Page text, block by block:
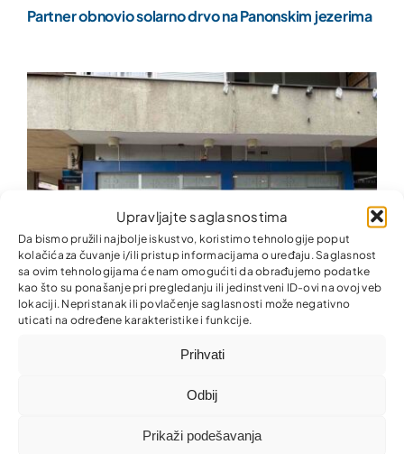
Upravljajte saglasnostima
Da bismo pružili najbolje iskustvo, koristimo tehnologije poput
kolačića za čuvanje i/ili pristup informacijama o uređaju. Saglasnost
sa ovim tehnologijama će nam omogućiti da obrađujemo podatke
kao što su ponašanje pri pregledanju ili jedinstveni ID-ovi na ovoj veb
lokaciji. Nepristanak ili povlačenje saglasnosti može negativno
uticati na određene karakteristike i funkcije.
Prihvati
Odbij
Prikaži podešavanja
Partner obnovio solarno drvo na Panonskim jezerima
Partner MKO otvorio novu poslovnicu u Tuzli